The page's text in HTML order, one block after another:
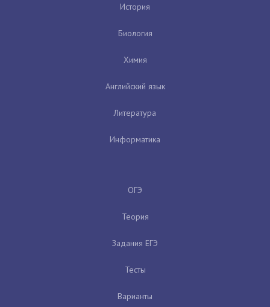
История
Биология
Химия
Английский язык
Литература
Информатика
ОГЭ
Теория
Задания ЕГЭ
Тесты
Варианты